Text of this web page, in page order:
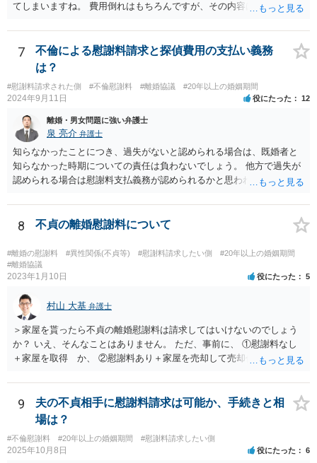
す。
てしまいますね。 費用倒れはもちろんですが、その内容は、法律的に
は期待しにくいと思います。 内容証明又は弁護士に委任することを検
討されているのであれば、慰謝料請求に限定した方がよいでしょう。
内容証明郵便において、「退去するのであれば慰謝料は要らない」と
あなたが書いたとしても、法律上、あなたに建物からの退去を求める
権限はないので、やはり不自然になってしまいます。
7
不倫による慰謝料請求と探偵費用の支払い義務
は？
#慰謝料請求された側 #不倫慰謝料 #離婚協議 #20年以上の婚姻期間
2024年9月11日 役にたった 12
離婚・男女問題に強い弁護士
泉 亮介 弁護士
知らなかったことにつき、過失がないと認められる場合は、既婚者と
知らなかった時期についての責任は負わないでしょう。 他方で過失が
認められる場合は慰謝料支払義務が認められるかと思われます。 ま
観的な事実かは不明なため、客観的な事実として婚姻関係が破綻して
いたことが証明できない限り、そのような説明を受けていたとしても
配偶者からの慰謝料請求については影響はあまりしないでしょう。 探
偵費用については認められるケースもありますが、一部に限られるも
のも多く、少なくとも最初から支払いに合意はせず、支払い義務がな
いことを主張し争うこととなるかと思われます。
8 不貞の離婚慰謝料について
#離婚の慰謝料 #異性関係(不貞等) #慰謝料請求したい側
#20年以上の婚姻期間
#離婚協議
2023年1月10日 役にたった 5
村山 大基 弁護士
＞家屋を貰ったら不貞の離婚慰謝料は請求してはいけないのでしょう
か？ いえ、そんなことはありません。 ただ、事前に、 ①慰謝料なし
＋家屋を取得 か、 ②慰謝料あり＋家屋を売却して売却代金を分ける
なら、慰謝料代わりに不動産全部もらう、はありだと思います。 ＞婚
姻費用は慰謝料とは別だと思うのですが 主人は世間の相場は200万や
とどうなんでしょうか？アドバイスお願いいたします。 婚姻費用につ
いては、おっしゃる通り別です。 なので、ご主人の主張通り慰謝料を
２００万円と考えるにしても、 婚姻費用＋慰謝料２００万円、が正し
いです。 その上で、このまま離婚に応じない場合、婚姻費用が月４万
9
夫の不貞相手に慰謝料請求は可能か、手続きと相
場は？
#不倫慰謝料 #20年以上の婚姻期間 #慰謝料請求したい側
2025年10月8日 役にたった 6